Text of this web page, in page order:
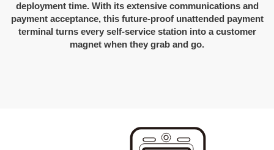
deployment time. With its extensive communications and
payment acceptance, this future-proof unattended payment
terminal turns every self-service station into a customer
magnet when they grab and go.